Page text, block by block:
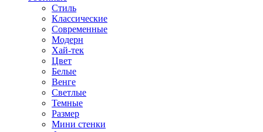
Стиль
Классические
Современные
Модерн
Хай-тек
Цвет
Белые
Венге
Светлые
Темные
Размер
Мини стенки